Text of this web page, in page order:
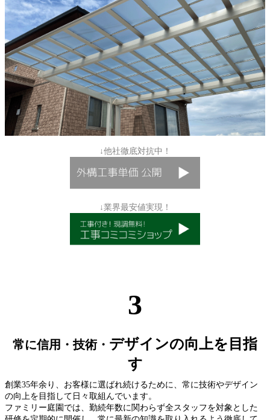
↓他社徹底対抗中！
↓業界最安値実現！
3
常に信用・技術・ デザインの向上を目指
す
創業35年余り、お客様に選ばれ続けるために、常に技術やデザイン
の向上を目指して日々取組んでいます。
ファミリー庭園では、勤続年数に関わらず全スタッフを対象とした